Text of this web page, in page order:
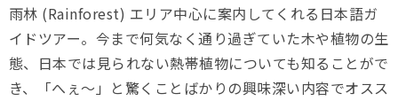
雨林 (Rainforest) エリア中心に案内してくれる日本語ガ
イドツアー。今まで何気なく通り過ぎていた木や植物の生
態、日本では見られない熱帯植物についても知ることがで
き、「へぇ〜」と驚くことばかりの興味深い内容でオスス